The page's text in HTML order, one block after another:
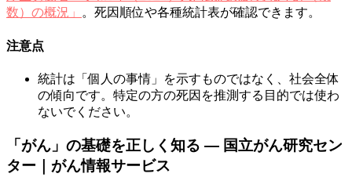
数）の概況」
。死因順位や各種統計表が確認できます。
注意点
統計は「個人の事情」を示すものではなく、社会全体
の傾向です。特定の方の死因を推測する目的では使わ
ないでください。
「がん」の基礎を正しく知る — 国立がん研究セン
ター｜がん情報サービス